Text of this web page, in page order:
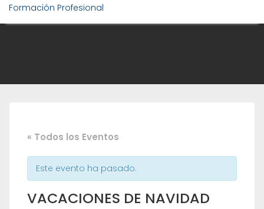
Formación Profesional
« Todos los Eventos
Este evento ha pasado.
VACACIONES DE NAVIDAD